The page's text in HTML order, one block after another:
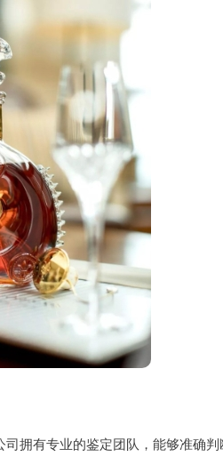
司拥有专业的鉴定团队，能够准确